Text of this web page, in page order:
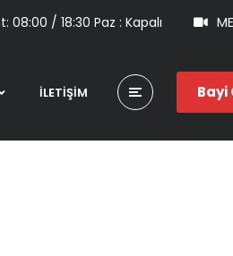
08:00 / 18:30 Paz : Kapalı
Bayi
İLETİŞİM